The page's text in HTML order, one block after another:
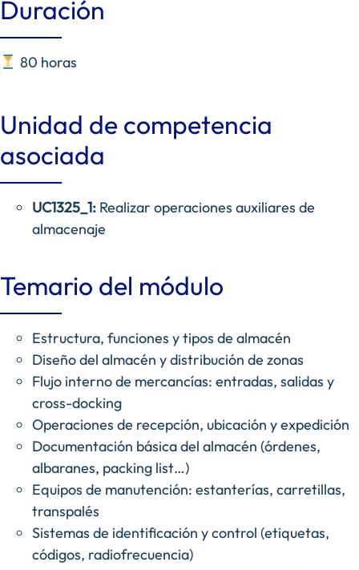
Duración
80 horas
Unidad de competencia
asociada
UC1325_1: Realizar operaciones auxiliares de
almacenaje
Temario del módulo
Estructura, funciones y tipos de almacén
Diseño del almacén y distribución de zonas
Flujo interno de mercancías: entradas, salidas y
cross-docking
Operaciones de recepción, ubicación y expedición
Documentación básica del almacén (órdenes,
albaranes, packing list…)
Equipos de manutención: estanterías, carretillas,
transpalés
Sistemas de identificación y control (etiquetas,
códigos, radiofrecuencia)